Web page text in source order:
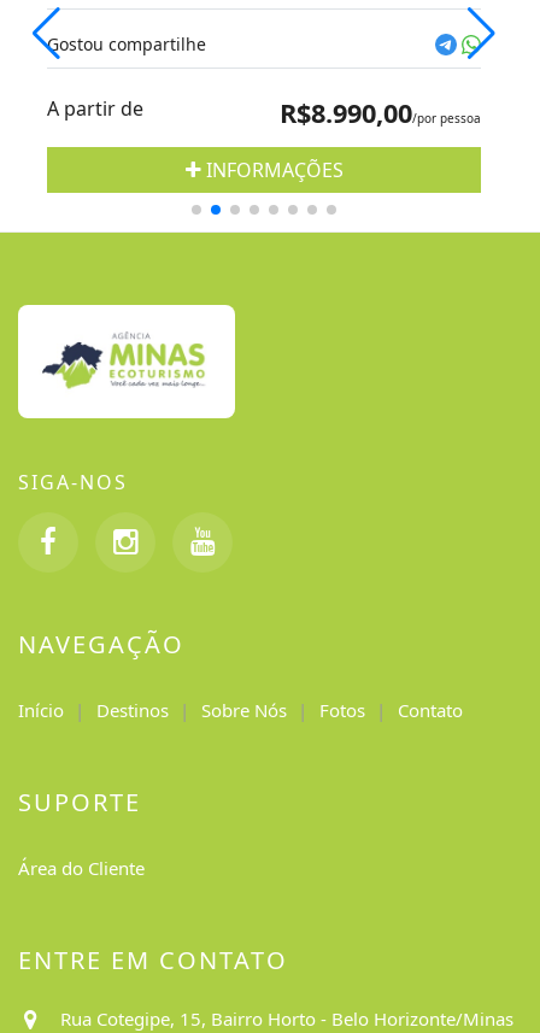
Gostou compartilhe
A partir de R$8.990,00/por pessoa
INFORMAÇÕES
SIGA-NOS
NAVEGAÇÃO
Início Destinos Sobre Nós Fotos Contato
SUPORTE
Área do Cliente
ENTRE EM CONTATO
Rua Cotegipe, 15, Bairro Horto - Belo Horizonte/Minas